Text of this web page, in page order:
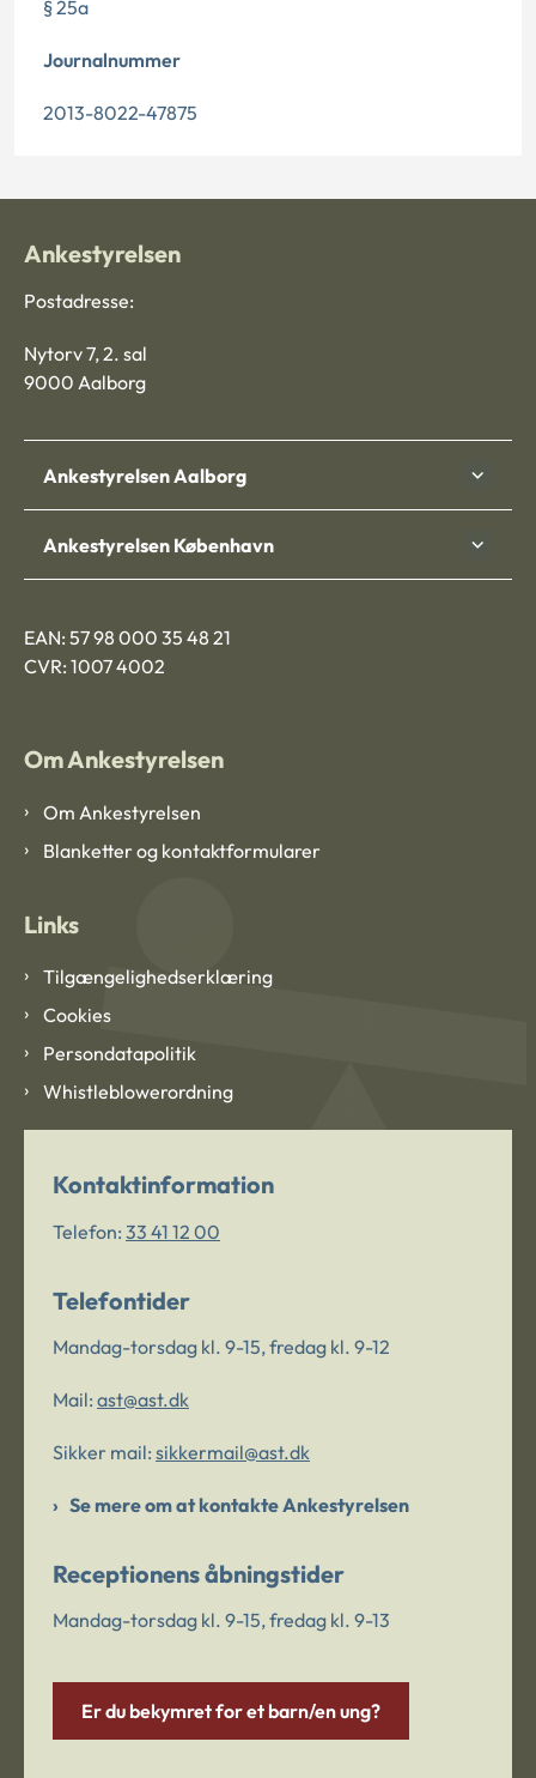
§ 25a
Journalnummer
2013-8022-47875
Ankestyrelsen
Postadresse:
Nytorv 7, 2. sal
9000 Aalborg
Ankestyrelsen Aalborg
Ankestyrelsen København
EAN: 57 98 000 35 48 21
CVR: 1007 4002
Om Ankestyrelsen
Om Ankestyrelsen
Blanketter og kontaktformularer
Links
Tilgængelighedserklæring
Cookies
Persondatapolitik
Whistleblowerordning
Kontaktinformation
Telefon: 33 41 12 00
Telefontider
Mandag-torsdag kl. 9-15, fredag kl. 9-12
Mail: ast@ast.dk
Sikker mail: sikkermail@ast.dk
Se mere om at kontakte Ankestyrelsen
Receptionens åbningstider
Mandag-torsdag kl. 9-15, fredag kl. 9-13
Er du bekymret for et barn/en ung?